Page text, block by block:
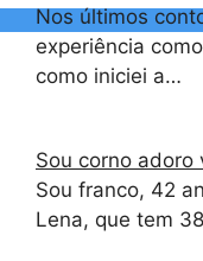
Nos últimos
experiência
como iniciei a…
Sou corno adoro
Sou franco, 42
Lena, que tem